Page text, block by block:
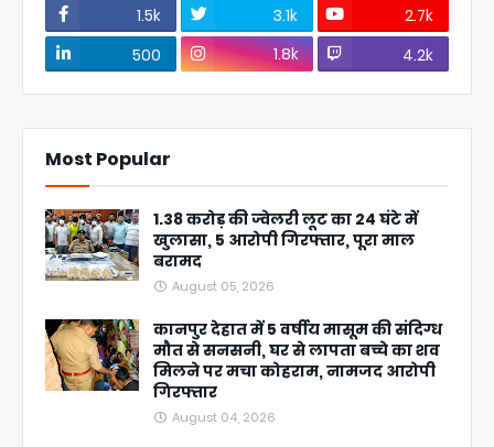
1.5k 3.1k
2.7k
500
1.8k 4.2k
Most Popular
1.38 करोड़ की ज्वेलरी लूट का 24 घंटे में
खुलासा, 5 आरोपी गिरफ्तार, पूरा माल
बरामद
August 05, 2026
कानपुर देहात में 5 वर्षीय मासूम की संदिग्ध
मौत से सनसनी, घर से लापता बच्चे का शव
मिलने पर मचा कोहराम, नामजद आरोपी
गिरफ्तार
August 04, 2026